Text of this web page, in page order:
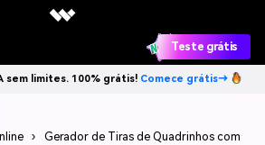
Teste grátis
sem limites. 100% grátis! Comece grátis→
›
Gerador de Tiras de Quadrinhos com